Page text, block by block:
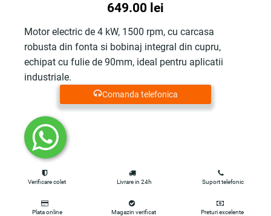
649.00 lei
Motor electric de 4 kW, 1500 rpm, cu carcasa
robusta din fonta si bobinaj integral din cupru,
echipat cu fulie de 90mm, ideal pentru aplicatii
industriale.
Comanda telefonica
Verificare colet Livrare in 24h Suport telefonic
Plata online Magazin verificat Preturi excelente